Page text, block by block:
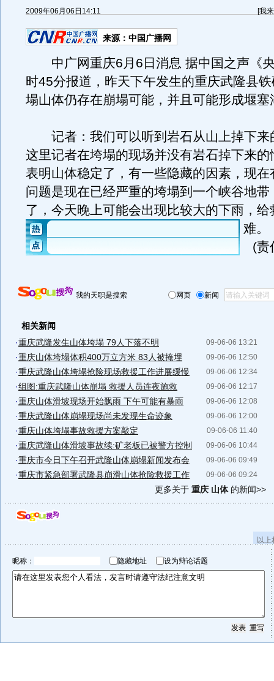
2009年06月06日14:11 [我
来源： 中国广播网
中广网重庆6月6日消息 据中国之声《
时45分报道，昨天下午发生的重庆武隆县
塌山体仍存在崩塌可能，并且可能形成堰塞
记者：我们可以听到岩石从山上掉下来
这里记者在垮塌的现场并没有岩石掉下来的
表明山体稳定了，有一些隐藏的因素，现在
问题是现在已经严重的垮塌到一个峡谷地带
了，今天晚上可能会出现比较大的下雨，给
难。
(责
我的天职是搜索 网页 新闻
相关新闻
09-06-06 13:21
·重庆武隆发生山体垮塌 79人下落不明
09-06-06 12:50
·重庆山体垮塌体积400万立方米 83人被掩埋
09-06-06 12:34
·重庆武隆山体垮塌抢险现场救援工作进展缓慢
09-06-06 12:17
·组图:重庆武隆山体崩塌 救援人员连夜施救
09-06-06 12:08
·重庆山体滑坡现场开始飘雨 下午可能有暴雨
09-06-06 12:00
·重庆武隆山体崩塌现场尚未发现生命迹象
09-06-06 11:40
·重庆山体垮塌事故救援方案敲定
09-06-06 10:44
·重庆武隆山体滑坡事故续:矿老板已被警方控制
09-06-06 09:49
·重庆市今日下午召开武隆山体崩塌新闻发布会
09-06-06 09:24
·重庆市紧急部署武隆县崩滑山体抢险救援工作
更多关于 重庆 山体的新闻>>
以
昵称： 隐藏地址 设为辩论话题